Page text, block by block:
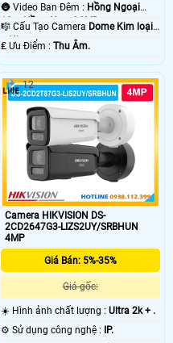
🌚 Video Ban Đêm : Hồng Ngoại
10m Hồng Ngoại SMD.
🎼️ Cấu Tạo Camera Dome Kim loại
+ Nhựa.
️₤ Ưu Điểm :Thu Âm.
Camera HIKVISION DS-
2CD2647G3-LIZS2UY/SRBHUN
4MP
Giá Bán: 5%-35%
Giá gốc:
☀️ Hình ảnh chất lượng :Ultra 2k + .
⚙ Sử dụng công nghệ :
IP.
12